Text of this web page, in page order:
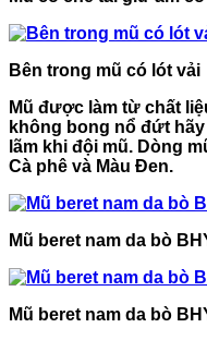
Bên trong mũ có lót vải
Mũ được làm từ chất
không bong nổ đứt
lãm khi đội mũ. Dòng
Cà phê và Màu Đen.
Mũ beret nam da bò
Mũ beret nam da bò